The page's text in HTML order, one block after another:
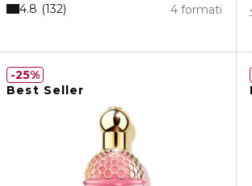
4 formati
4.8 132
Best Seller
25%